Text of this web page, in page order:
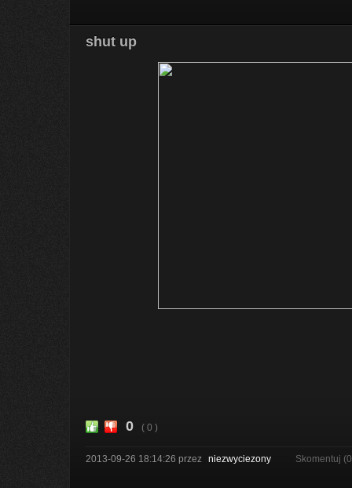
shut up
0 ( 0 )
2013-09-26 18:14:26 przez niezwyciezony Skomentuj